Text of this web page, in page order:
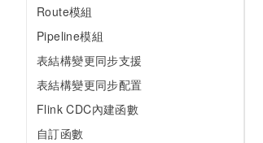
Route模組
Pipeline模組
表結構變更同步支援
表結構變更同步配置
Flink CDC內建函數
自訂函數